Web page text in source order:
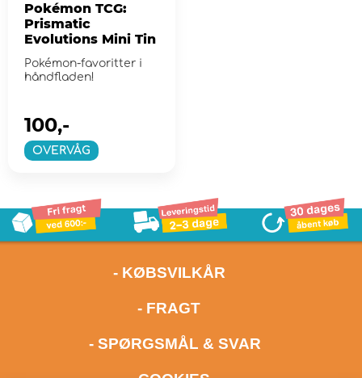
Pokémon TCG:
Prismatic
Evolutions Mini Tin
Pokémon-favoritter i
håndfladen!
OVERVÅG
100,-
- KØBSVILKÅR
- FRAGT
- SPØRGSMÅL & SVAR